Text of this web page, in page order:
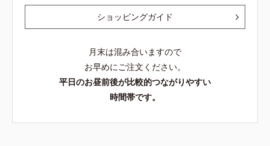
ショッピングガイド
月末は混み合いますので
お早めにご注文ください。
平日のお昼前後が比較的つながりやすい
時間帯です。